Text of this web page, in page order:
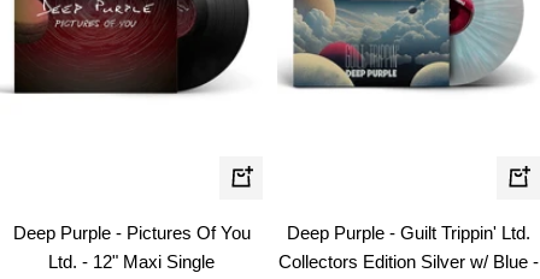
In
Warenkorb
Deep Purple - Pictures Of You
Ltd. - 12" Maxi Single
In
Deep Purple - Guilt Trippin' Ltd.
Collectors Edition Silver w/ Blue -